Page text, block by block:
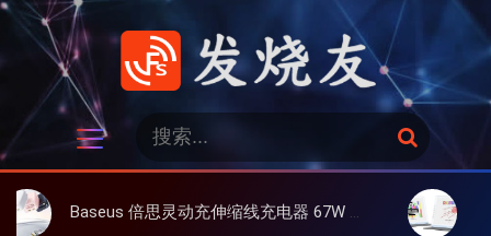
跳
发烧友
：
搜
索
Baseus 倍思灵动充伸缩线充电器 67W 3C，超耐用可伸缩线、氮化镓、3C多设备同时充 大上 Paperlike